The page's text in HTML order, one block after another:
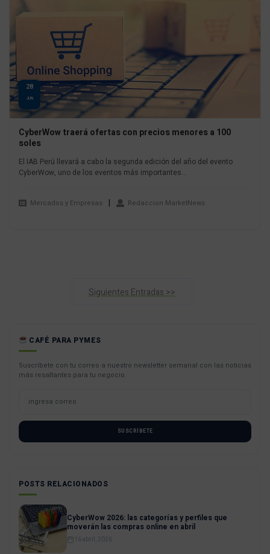
28
JUN
CyberWow traerá ofertas con precios menores a 100
soles
El IAB Perú llevará a cabo la segunda edición del año del evento
CyberWow, uno de los eventos más importantes...
Mercados y Empresas Redaccion MarketNews
Siguientes Entradas >>
CAFÉ PARA PYMES
Suscríbete con tu correo a nuestro newsletter semanal con las noticias
más resaltantes para tu negocio.
SUSCRÍBETE
POSTS RELACIONADOS
CyberWow 2026: las categorías y perfiles que
moverán las compras online en abril
16 abril, 2026